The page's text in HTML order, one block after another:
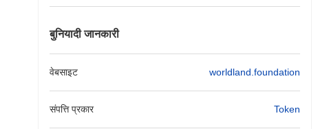
बुनियादी जानकारी
वेबसाइट worldland.foundation
संपत्ति प्रकार Token